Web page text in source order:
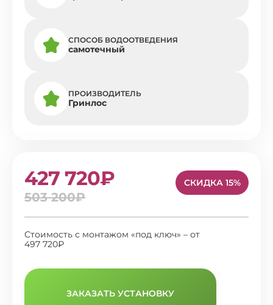
СПОСОБ ВОДООТВЕДЕНИЯ
самотечный
ПРОИЗВОДИТЕЛЬ
Гринлос
427 720₽
503 200₽
СКИДКА 15%
Стоимость с монтажом «под ключ» – от
497 720₽
ЗАКАЗАТЬ УСТАНОВКУ